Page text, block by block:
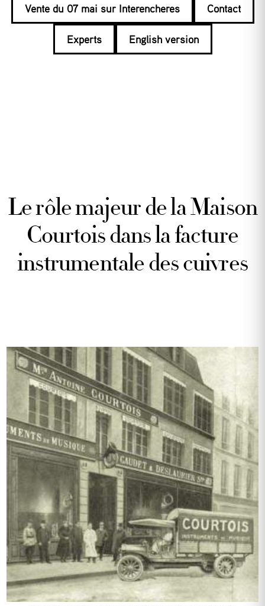
Vente du 07 mai sur Interencheres Contact
Experts English version
Le rôle majeur de la Maison
Courtois dans la facture
instrumentale des cuivres